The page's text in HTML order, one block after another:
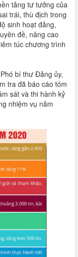
tảng tư tưởng của
trái, thù địch trong
sinh hoạt đảng,
đề, nâng cao
túc chương trình
bí thư Đảng ủy,
tra đã báo cáo tóm
sát và thi hành kỷ
nhiệm vụ năm